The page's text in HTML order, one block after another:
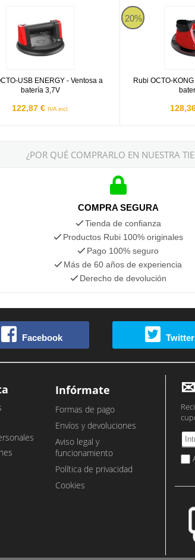
USB ENERGY - Ventosa a
batería 3,7V
122,87 € IVA incl.
USB ENERGY - Ventosa a batería 3,7V
20%
Rubi OCTO-
Rubi OCTO-
¿POR QUÉ COMPRARLO EN NUESTRA
COMPRA SEGURA
Tienda de confianza
Productos Rubi 100% originales
Pago 100% seguro
Más de 60 años de experiencia
Derecho de devolución
Facebook Twitter
Infórmate
Formas de pago
Envíos y devoluciones
Aviso legal y
funcionamiento
Política de privacidad
Cookies